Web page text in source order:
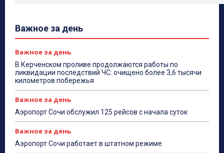
Важное за день
Важное за день
В Керченском проливе продолжаются работы по
ликвидации последствий ЧС: очищено более 3,6 тысячи
километров побережья
Важное за день
Аэропорт Сочи обслужил 125 рейсов с начала суток
Важное за день
Аэропорт Сочи работает в штатном режиме